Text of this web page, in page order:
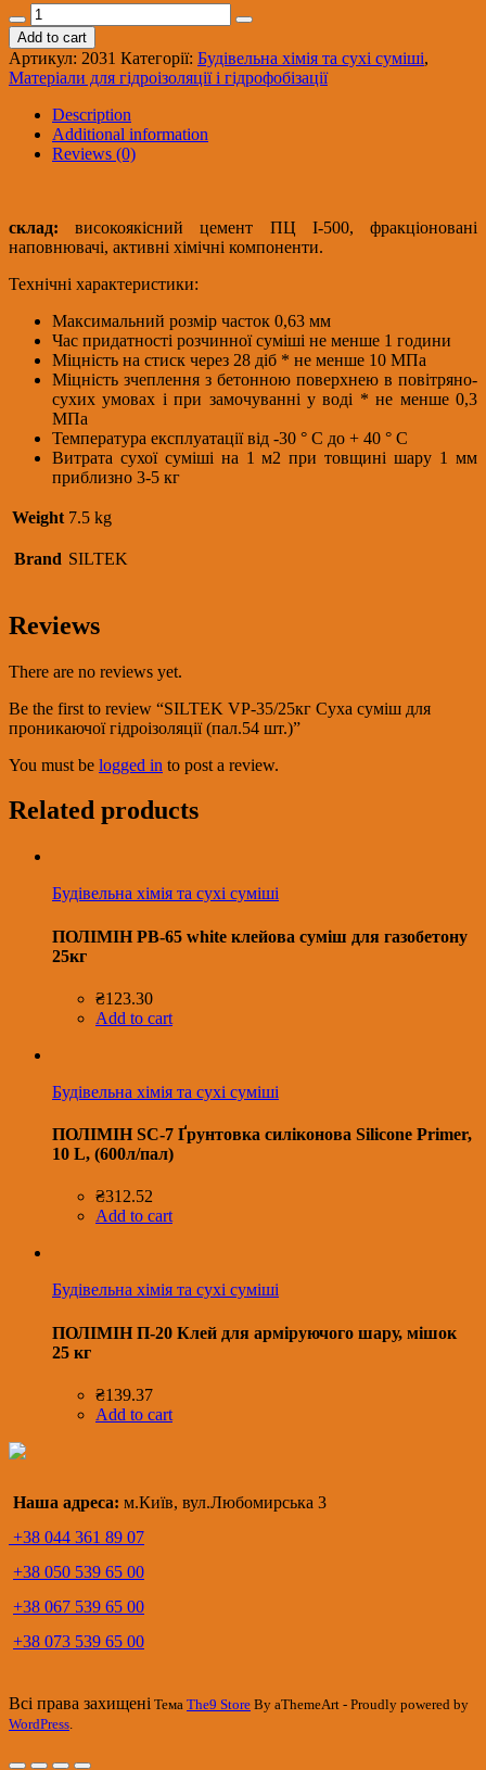
SILTEK
VP-
35/25кг
Суха
суміш
для
проникаючої
гідроізоляції
(пал.54
Add to cart
Артикул: 2031 Категорії: Будівельна хімія та сухі суміші,
Матеріали для гідроізоляції і гідрофобізації
Description
Additional information
Reviews (0)
склад:високоякісний цемент ПЦ I-500, фракціоновані
наповнювачі, активні хімічні компоненти.
Технічні характеристики:
Максимальний розмір часток 0,63 мм
Час придатності розчинної суміші не менше 1 години
Міцність на стиск через 28 діб * не менше 10 МПа
Міцність зчеплення з бетонною поверхнею в повітряно-
сухих умовах і при замочуванні у воді * не менше 0,3
МПа
Температура експлуатації від -30 ° С до + 40 ° С
Витрата сухої суміші на 1 м2 при товщині шару 1 мм
приблизно 3-5 кг
Weight 7.5 kg
Brand SILTEK
Reviews
There are no reviews yet.
Be the first to review “SILTEK VP-35/25кг Суха суміш для
проникаючої гідроізоляції (пал.54 шт.)”
You must be logged in to post a review.
Related products
Будівельна хімія та сухі суміші
ПОЛІМІН PB-65 white клейова суміш для газобетону
25кг
₴123.30
Add to cart
Будівельна хімія та сухі суміші
ПОЛІМІН SC-7 Ґрунтовка силіконова Silicone Primer,
10 L, (600л/пал)
₴312.52
Add to cart
Будівельна хімія та сухі суміші
ПОЛІМІН П-20 Клей для арміруючого шару, мішок
25 кг
₴139.37
Add to cart
Наша адреса: м.Київ, вул.Любомирська 3
+38 044 361 89 07
+38 050 539 65 00
+38 067 539 65 00
+38 073 539 65 00
Всі права захищені Тема The9 Store By aThemeArt - Proudly powered by
WordPress